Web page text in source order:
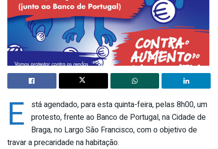
E
stá agendado, para esta quinta-feira, pelas 8h00, um
protesto, frente ao Banco de Portugal, na Cidade de
Braga, no Largo São Francisco, com o objetivo de
travar a precaridade na habitação.